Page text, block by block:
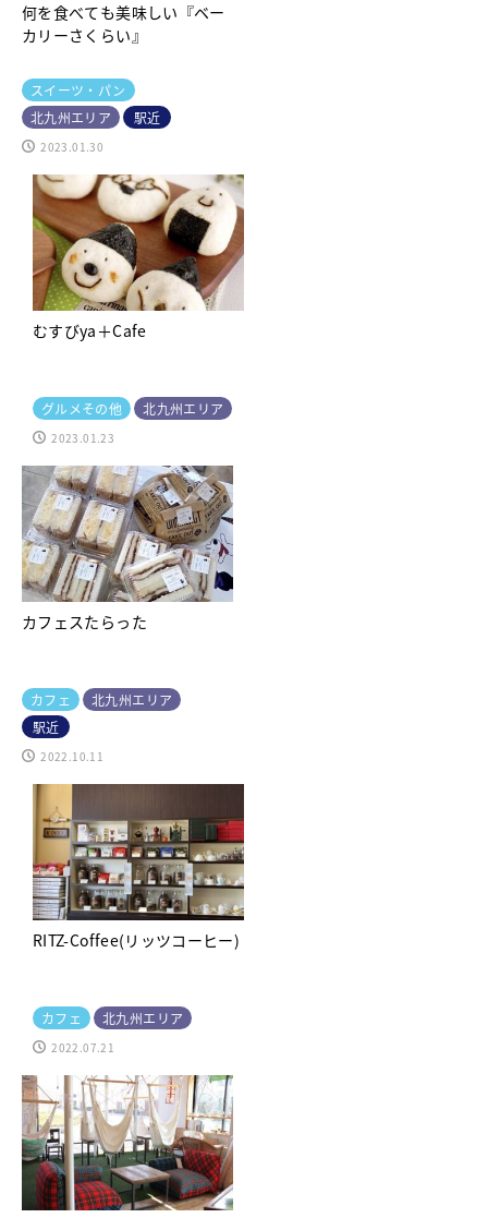
何を食べても美味しい『ベー
カリーさくらい』
スイーツ・パン
北九州エリア
駅近
2023.01.30
むすびya＋Cafe
グルメその他 北九州エリア
2023.01.23
カフェスたらった
カフェ
北九州エリア
駅近
2022.10.11
RITZ-Coffee(リッツコーヒー)
カフェ 北九州エリア
2022.07.21